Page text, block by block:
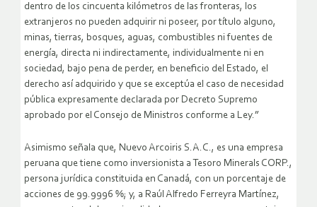
dentro de los cincuenta kilómetros de las fronteras, los
extranjeros no pueden adquirir ni poseer, por título alguno,
minas, tierras, bosques, aguas, combustibles ni fuentes de
energía, directa ni indirectamente, individualmente ni en
sociedad, bajo pena de perder, en beneficio del Estado, el
derecho así adquirido y que se exceptúa el caso de necesidad
pública expresamente declarada por Decreto Supremo
aprobado por el Consejo de Ministros conforme a Ley.”
Asimismo señala que, Nuevo Arcoiris S.A.C., es una empresa
peruana que tiene como inversionista a Tesoro Minerals CORP.,
persona jurídica constituida en Canadá, con un porcentaje de
acciones de 99.9996 %; y, a Raúl Alfredo Ferreyra Martínez,